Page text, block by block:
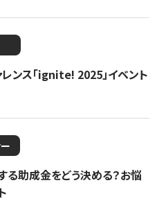
ンス「ignite! 2025」イベント
る助成金をどう決める？お悩